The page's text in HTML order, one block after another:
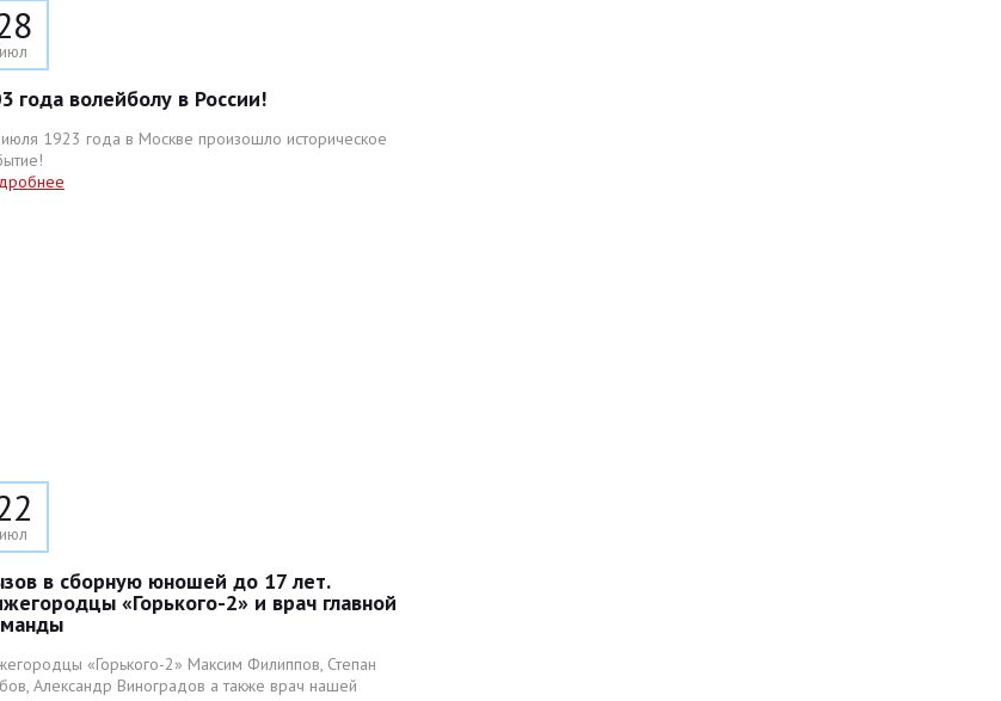
июл
года волейболу в России!
1923 года в Москве произошло историческое
июл
в сборную юношей до 17 лет.
«Горького-2» и врач главной
«Горького-2» Максим Филиппов, Степан
Александр Виноградов а также врач нашей